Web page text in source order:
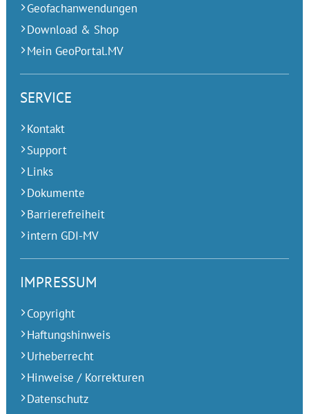
Geofachanwendungen
Download & Shop
Mein GeoPortal.MV
SERVICE
Kontakt
Support
Links
Dokumente
Barrierefreiheit
intern GDI-MV
IMPRESSUM
Copyright
Haftungshinweis
Urheberrecht
Hinweise / Korrekturen
Datenschutz